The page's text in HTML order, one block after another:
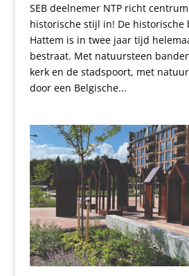
SEB deelnemer NTP richt
historische stijl in! De historische
Hattem is in twee jaar tijd
bestraat. Met natuursteen
kerk en de stadspoort, met
door een Belgische...